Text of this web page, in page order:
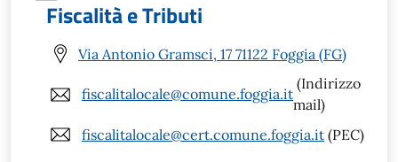
Fiscalità e Tributi
Via Antonio Gramsci, 17 71122 Foggia (FG)
fiscalitalocale@comune.foggia.it
(Indirizzo
mail)
fiscalitalocale@cert.comune.foggia.it (PEC)